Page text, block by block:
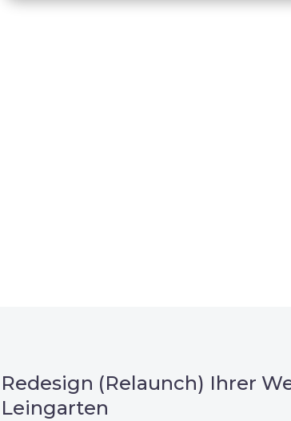
Redesign (Relaunch) Ihrer
Leingarten